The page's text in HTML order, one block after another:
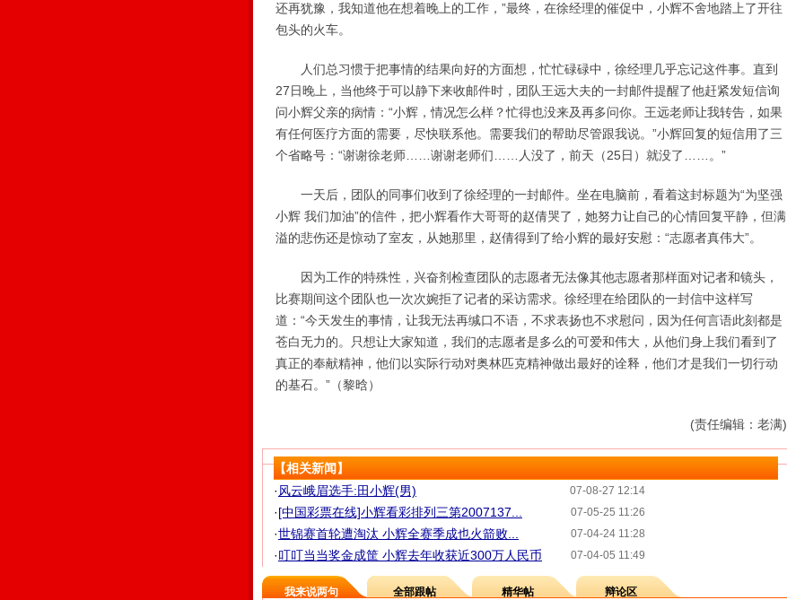
还再犹豫，我知道他在想着晚上的工作，”最终，在徐经理的催促中，小辉不舍地踏上了开往
包头的火车。
人们总习惯于把事情的结果向好的方面想，忙忙碌碌中，徐经理几乎忘记这件事。直到
27日晚上，当他终于可以静下来收邮件时，团队王远大夫的一封邮件提醒了他赶紧发短信询
问小辉父亲的病情：“小辉，情况怎么样？忙得也没来及再多问你。王远老师让我转告，如果
有任何医疗方面的需要，尽快联系他。需要我们的帮助尽管跟我说。”小辉回复的短信用了三
个省略号：“谢谢徐老师……谢谢老师们……人没了，前天（25日）就没了……。”
一天后，团队的同事们收到了徐经理的一封邮件。坐在电脑前，看着这封标题为“为坚强
小辉 我们加油”的信件，把小辉看作大哥哥的赵倩哭了，她努力让自己的心情回复平静，但满
溢的悲伤还是惊动了室友，从她那里，赵倩得到了给小辉的最好安慰：“志愿者真伟大”。
因为工作的特殊性，兴奋剂检查团队的志愿者无法像其他志愿者那样面对记者和镜头，
比赛期间这个团队也一次次婉拒了记者的采访需求。徐经理在给团队的一封信中这样写
道：“今天发生的事情，让我无法再缄口不语，不求表扬也不求慰问，因为任何言语此刻都是
苍白无力的。只想让大家知道，我们的志愿者是多么的可爱和伟大，从他们身上我们看到了
真正的奉献精神，他们以实际行动对奥林匹克精神做出最好的诠释，他们才是我们一切行动
的基石。”（黎晗）
(责任编辑：老满)
【相关新闻】
07-08-27 12:14
· 风云峨眉选手:田小辉(男)
07-05-25 11:26
·[中国彩票在线]小辉看彩排列三第2007137...
07-04-24 11:28
·世锦赛首轮遭淘汰 小辉全赛季成也火箭败...
07-04-05 11:49
·叮叮当当奖金成筐 小辉去年收获近300万人民币
我来说两句 全部跟帖 精华帖 辩论区